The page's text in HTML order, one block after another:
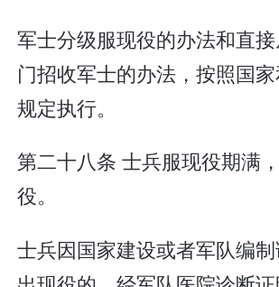
军士分级服现役的办法和直
门招收军士的办法，按照国
规定执行。
第二十八条 士兵服现役期满
役。
士兵因国家建设或者军队编